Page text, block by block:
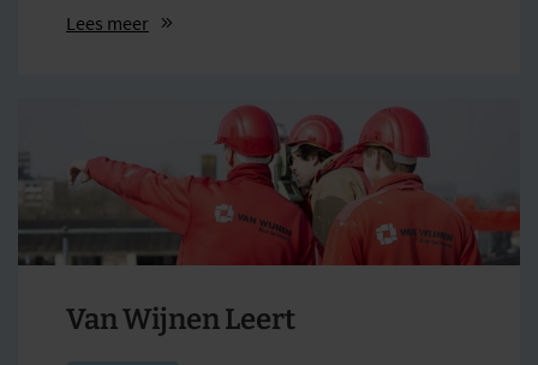
Lees meer
Van Wijnen Leert